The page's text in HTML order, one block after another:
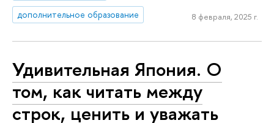
дополнительное образование 8 февраля, 2025 г.
Удивительная Япония. О
том, как читать между
строк, ценить и уважать